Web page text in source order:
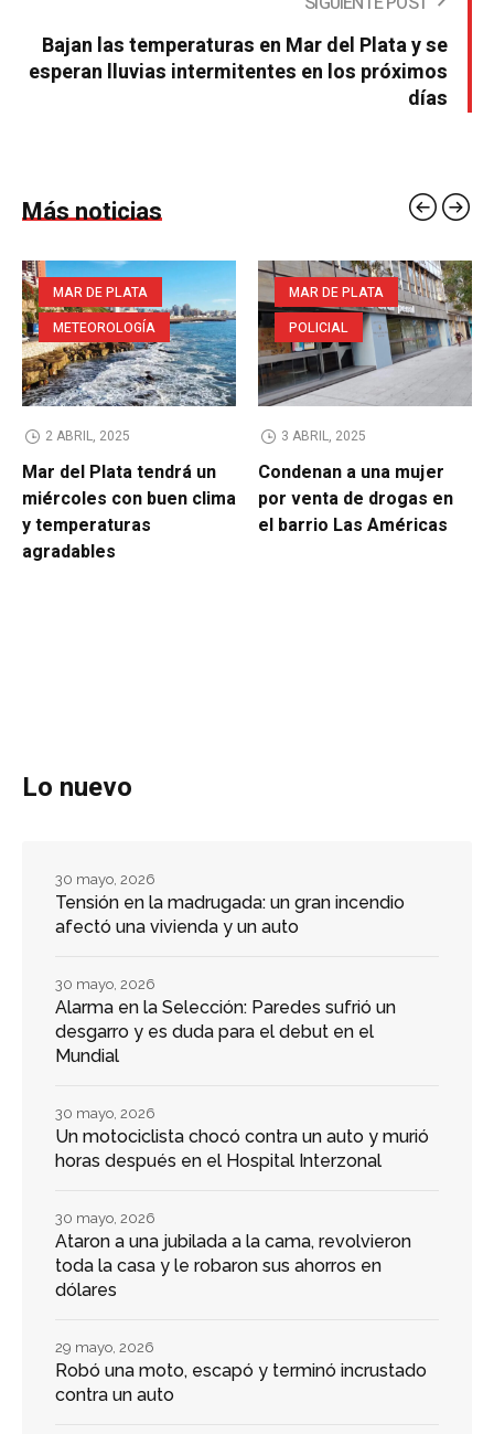
Bajan las temperaturas en Mar del Plata y se
esperan lluvias intermitentes en los próximos
días
Más noticias
MAR DE PLATA
METEOROLOGÍA
2 ABRIL, 2025
Mar del Plata tendrá un
miércoles con buen clima
y temperaturas
agradables
MAR DE PLATA
POLICIAL
3 ABRIL, 2025
Condenan a una mujer
por venta de drogas en
el barrio Las Américas
Lo nuevo
Tensión en la madrugada: un gran incendio
afectó una vivienda y un auto
30 mayo, 2026
Alarma en la Selección: Paredes sufrió un
desgarro y es duda para el debut en el
Mundial
30 mayo, 2026
Un motociclista chocó contra un auto y murió
horas después en el Hospital Interzonal
30 mayo, 2026
Ataron a una jubilada a la cama, revolvieron
toda la casa y le robaron sus ahorros en
dólares
30 mayo, 2026
Robó una moto, escapó y terminó incrustado
contra un auto
29 mayo, 2026